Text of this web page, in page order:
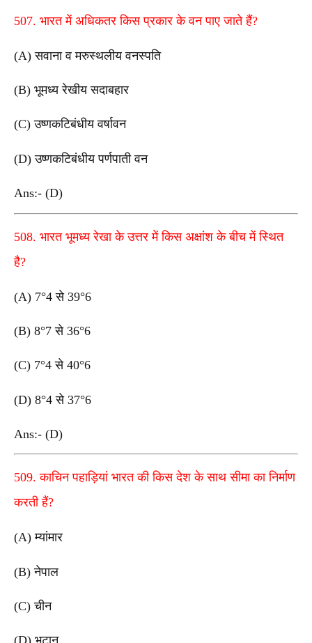
507. भारत में अधिकतर किस प्रकार के वन पाए जाते हैं?
(A) सवाना व मरुस्थलीय वनस्पति
(B) भूमध्य रेखीय सदाबहार
(C) उष्णकटिबंधीय वर्षावन
(D) उष्णकटिबंधीय पर्णपाती वन
Ans:- (D)
508. भारत भूमध्य रेखा के उत्तर में किस अक्षांश के बीच में स्थित
है?
(A) 7°4 से 39°6
(B) 8°7 से 36°6
(C) 7°4 से 40°6
(D) 8°4 से 37°6
Ans:- (D)
509. काचिन पहाड़ियां भारत की किस देश के साथ सीमा का निर्माण
करती हैं?
(A) म्यांमार
(B) नेपाल
(C) चीन